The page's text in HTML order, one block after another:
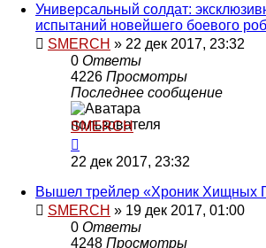
Универсальный солдат:
испытаний новейшего боевого
SMERCH » 22 дек 2017, 23:32
0 Ответы
4226 Просмотры
Последнее сообщение
SMERCH
22 дек 2017, 23:32
Вышел трейлер «Хроник Хищных
SMERCH » 19 дек 2017, 01:00
0 Ответы
4248 Просмотры